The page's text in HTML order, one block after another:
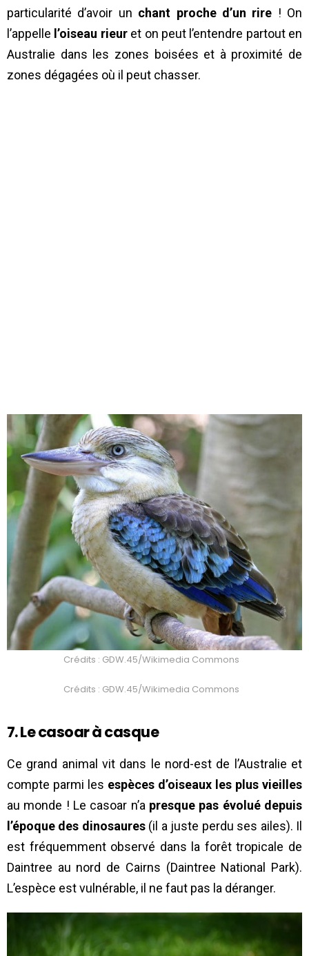
particularité d’avoir un chant proche d’un rire ! On
l’appelle l’oiseau rieuret on peut l’entendre partout en
Australie dans les zones boisées et à proximité de
zones dégagées où il peut chasser.
Crédits : GDW.45/Wikimedia Commons
Crédits : GDW.45/Wikimedia Commons
7. Le casoar à casque
Ce grand animal vit dans le nord-est de l’Australie et
compte parmi les espèces d’oiseaux les plus vieilles
au monde ! Le casoar n’a presque pas évolué depuis
l’époque des dinosaures(il a juste perdu ses ailes). Il
est fréquemment observé dans la forêt tropicale de
Daintree au nord de Cairns (Daintree National Park).
L’espèce est vulnérable, il ne faut pas la déranger.